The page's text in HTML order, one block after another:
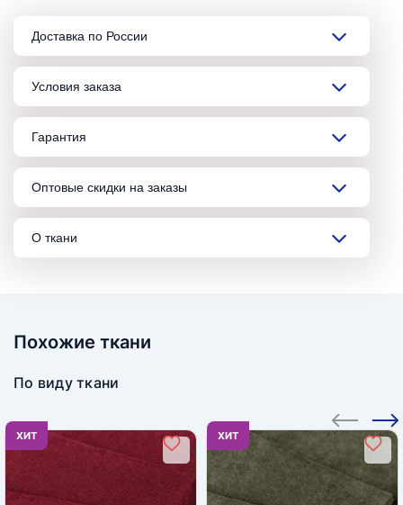
Доставка по России
Условия заказа
Гарантия
Оптовые скидки на заказы
О ткани
Похожие ткани
По виду ткани
ХИТ ХИТ